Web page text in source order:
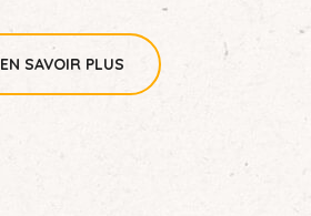
EN SAVOIR PLUS